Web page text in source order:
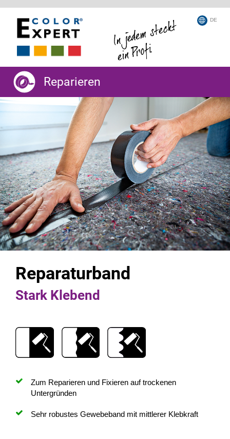
DE
Reparieren
Reparaturband
Stark Klebend
Zum Reparieren und Fixieren auf trockenen
Untergründen
Sehr robustes Gewebeband mit mittlerer Klebkraft